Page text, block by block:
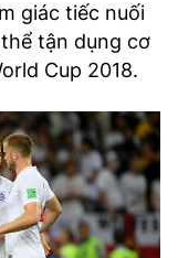
giác tiếc nuối
tận dụng cơ
Cup 2018.